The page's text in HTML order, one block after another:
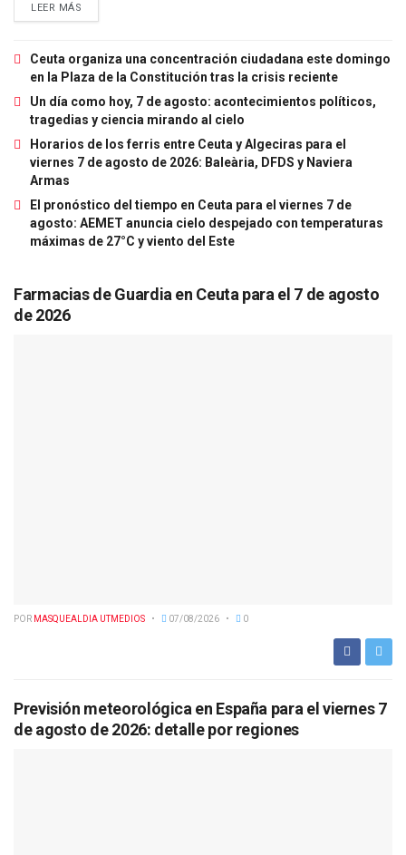
LEER MÁS
Ceuta organiza una concentración ciudadana este domingo
en la Plaza de la Constitución tras la crisis reciente
Un día como hoy, 7 de agosto: acontecimientos políticos,
tragedias y ciencia mirando al cielo
Horarios de los ferris entre Ceuta y Algeciras para el
viernes 7 de agosto de 2026: Baleària, DFDS y Naviera
Armas
El pronóstico del tiempo en Ceuta para el viernes 7 de
agosto: AEMET anuncia cielo despejado con temperaturas
máximas de 27°C y viento del Este
Farmacias de Guardia en Ceuta para el 7 de agosto
de 2026
POR MASQUEALDIA UTMEDIOS 07/08/2026 0
Previsión meteorológica en España para el viernes 7
de agosto de 2026: detalle por regiones